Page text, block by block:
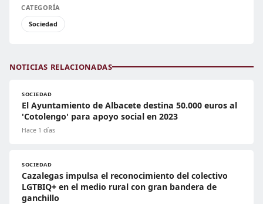
CATEGORÍA
Sociedad
NOTICIAS RELACIONADAS
SOCIEDAD
El Ayuntamiento de Albacete destina 50.000 euros al
'Cotolengo' para apoyo social en 2023
Hace 1 días
SOCIEDAD
Cazalegas impulsa el reconocimiento del colectivo
LGTBIQ+ en el medio rural con gran bandera de
ganchillo